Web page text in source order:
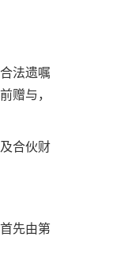
法遗嘱
赠与，
合伙财
先由第